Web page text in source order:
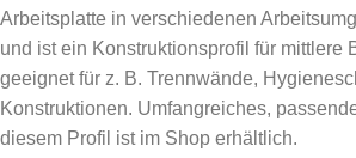
Arbeitsplatte in verschiedenen
und ist ein Konstruktionsprofil für mittlere
geeignet für z. B. Trennwände,
Konstruktionen. Umfangreiches,
diesem Profil ist im Shop erhältlich.